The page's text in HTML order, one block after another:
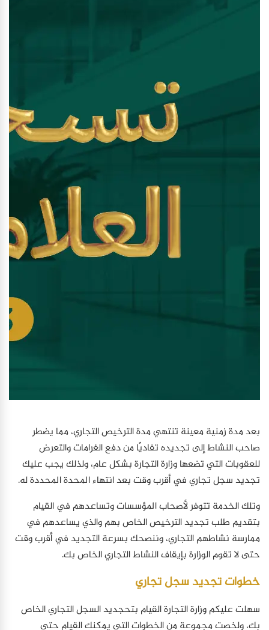
بعد مدة زمنية معينة تنتهي مدة الترخيص التجاري، مما يضطر
صاحب النشاط إلى تجديده تفاديًا من دفع الغرامات والتعرض
للعقوبات التي تضعها وزارة التجارة بشكل عام، ولذلك يجب عليك
تجديد سجل تجاري في أقرب وقت بعد انتهاء المحدة المحددة له.
وتلك الخدمة تتوفر لأصحاب المؤسسات وتساعدهم في القيام
بتقديم طلب تجديد الترخيص الخاص بهم والذي يساعدهم في
ممارسة نشاطهم التجاري، وننصحك بسرعة التجديد في أقرب وقت
حتى لا تقوم الوزارة بإيقاف النشاط التجاري الخاص بك.
خطوات تجديد سجل تجاري
سهلت عليكم وزارة التجارة القيام بتحجديد السجل التجاري الخاص
بك، ولخصت مجموعة من الخطوات التي يمكنك القيام حتى